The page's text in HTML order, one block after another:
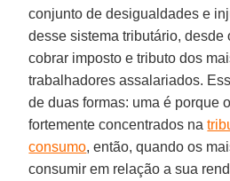
conjunto de desigualdades e
desse sistema tributário, desde
cobrar imposto e tributo dos
trabalhadores assalariados.
de duas formas: uma é porque
fortemente concentrados na
consumo, então, quando os
consumir em relação a sua